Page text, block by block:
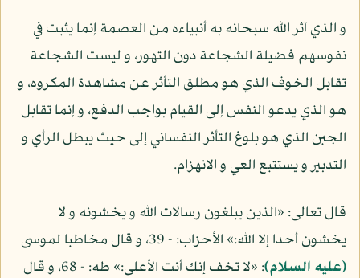
و الذي آثر الله سبحانه به أنبياءه من العصمة إنما يثبت في
نفوسهم فضيلة الشجاعة دون التهور، و ليست الشجاعة
تقابل الخوف الذي هو مطلق التأثر عن مشاهدة المكروه، و
هو الذي يدعو النفس إلى القيام بواجب الدفع، و إنما تقابل
الجبن الذي هو بلوغ التأثر النفساني إلى حيث يبطل الرأي و
التدبير و يستتبع العي و الانهزام.
قال تعالى: «الذين يبلغون رسالات الله و يخشونه و لا
يخشون أحدا إلا الله:» الأحزاب: - 39، و قال مخاطبا لموسى
(عليه السلام)
: «لا تخف إنك أنت الأعلى:» طه: - 68، و قال